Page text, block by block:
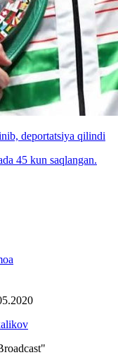
deportatsiya qilindi
45 kun saqlangan.